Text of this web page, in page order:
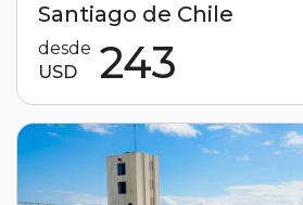
Santiago de Chile
desde
USD
243